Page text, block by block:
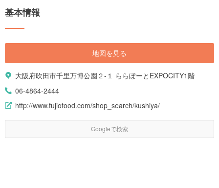
基本情報
地図を見る
大阪府吹田市千里万博公園２-１ ららぽーとEXPOCITY1階
06-4864-2444
http://www.fujiofood.com/shop_search/kushiya/
Googleで検索